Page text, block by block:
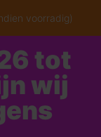
voorradig)
tot
wij